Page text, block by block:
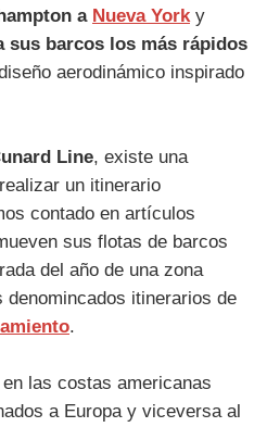
a Nueva York y
sus barcos los más rápidos
aerodinámico inspirado
Line, existe una
un itinerario
contado en artículos
sus flotas de barcos
del año de una zona
itinerarios de
.
las costas americanas
a Europa y viceversa al